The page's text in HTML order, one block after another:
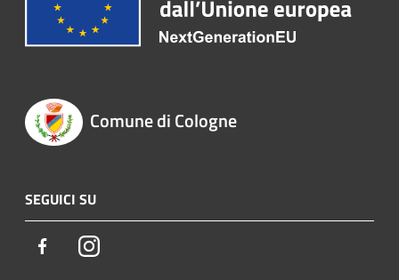
Comune di Cologne
SEGUICI SU
FacebookInstagram